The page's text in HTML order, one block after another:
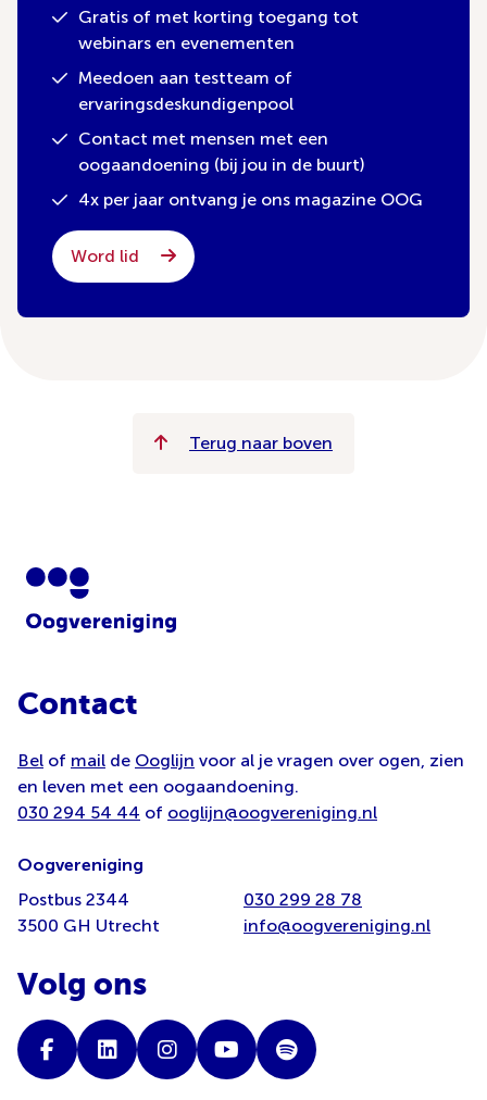
Gratis of met korting toegang tot
webinars en evenementen
Meedoen aan testteam of
ervaringsdeskundigenpool
Contact met mensen met een
oogaandoening (bij jou in de buurt)
4x per jaar ontvang je ons magazine OOG
Word lid
Terug naar boven
Contact
Bel of mail de Ooglijn voor al je vragen over ogen, zien
en leven met een oogaandoening.
030 294 54 44 of ooglijn@oogvereniging.nl
Oogvereniging
Postbus 2344
3500 GH Utrecht
030 299 28 78
info@oogvereniging.nl
Volg ons